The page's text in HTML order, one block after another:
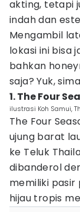
akting, tetapi
indah dan
Mengambil
lokasi ini bisa
bahkan
saja? Yuk,
1. The Four
ilustrasi Koh Samui,
The Four
ujung barat
ke Teluk
dibanderol
memiliki
hijau tropis